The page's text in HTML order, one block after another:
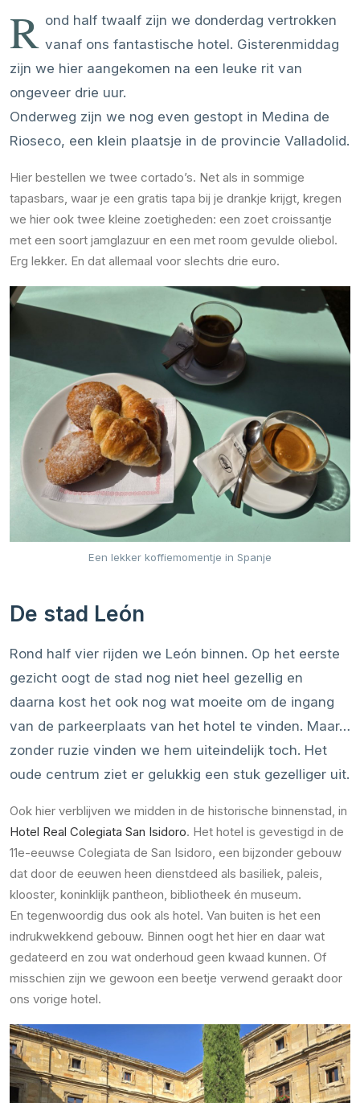
R ond half twaalf zijn we donderdag vertrokken
vanaf ons fantastische hotel. Gisterenmiddag
zijn we hier aangekomen na een leuke rit van
ongeveer drie uur.
Onderweg zijn we nog even gestopt in Medina de
Rioseco, een klein plaatsje in de provincie Valladolid.
Hier bestellen we twee cortado’s. Net als in sommige
tapasbars, waar je een gratis tapa bij je drankje krijgt, kregen
we hier ook twee kleine zoetigheden: een zoet croissantje
met een soort jamglazuur en een met room gevulde oliebol.
Erg lekker. En dat allemaal voor slechts drie euro.
Een lekker koffiemomentje in Spanje
De stad León
Rond half vier rijden we León binnen. Op het eerste
gezicht oogt de stad nog niet heel gezellig en
daarna kost het ook nog wat moeite om de ingang
van de parkeerplaats van het hotel te vinden. Maar…
zonder ruzie vinden we hem uiteindelijk toch. Het
oude centrum ziet er gelukkig een stuk gezelliger uit.
Ook hier verblijven we midden in de historische binnenstad, in
Hotel Real Colegiata San Isidoro. Het hotel is gevestigd in de
11e-eeuwse Colegiata de San Isidoro, een bijzonder gebouw
dat door de eeuwen heen dienstdeed als basiliek, paleis,
klooster, koninklijk pantheon, bibliotheek én museum.
En tegenwoordig dus ook als hotel. Van buiten is het een
indrukwekkend gebouw. Binnen oogt het hier en daar wat
gedateerd en zou wat onderhoud geen kwaad kunnen. Of
misschien zijn we gewoon een beetje verwend geraakt door
ons vorige hotel.